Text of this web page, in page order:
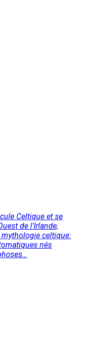
Celtique et se
de l'Irlande,
celtique:
nés